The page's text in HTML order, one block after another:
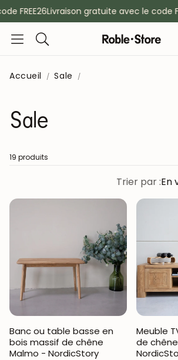
Livraison gratuite avec le code
Rechercher
Accueil Sale
Sale
19 produits
Trier par :En
Banc ou table basse en
bois massif de chêne
Malmo - NordicStory
Meuble
de